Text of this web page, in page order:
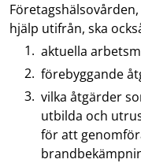
hjälp utifrån, ska
aktuella
förebyggande
vilka åtgärder
utbilda och
för att